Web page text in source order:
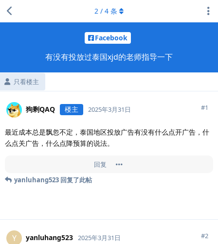
Facebook
有没有投放过泰国xjd的老师指导一下
只看楼主
2 / 4 条
狗剩QAQ 楼主 2025年3月31日 #1
最近成本总是飘忽不定，泰国地区投放广告有没有什么点开广告，什
么点关广告，什么点降预算的说法。
回复
yanluhang523 回复了此帖
Y yanluhang523 2025年3月31日 #2